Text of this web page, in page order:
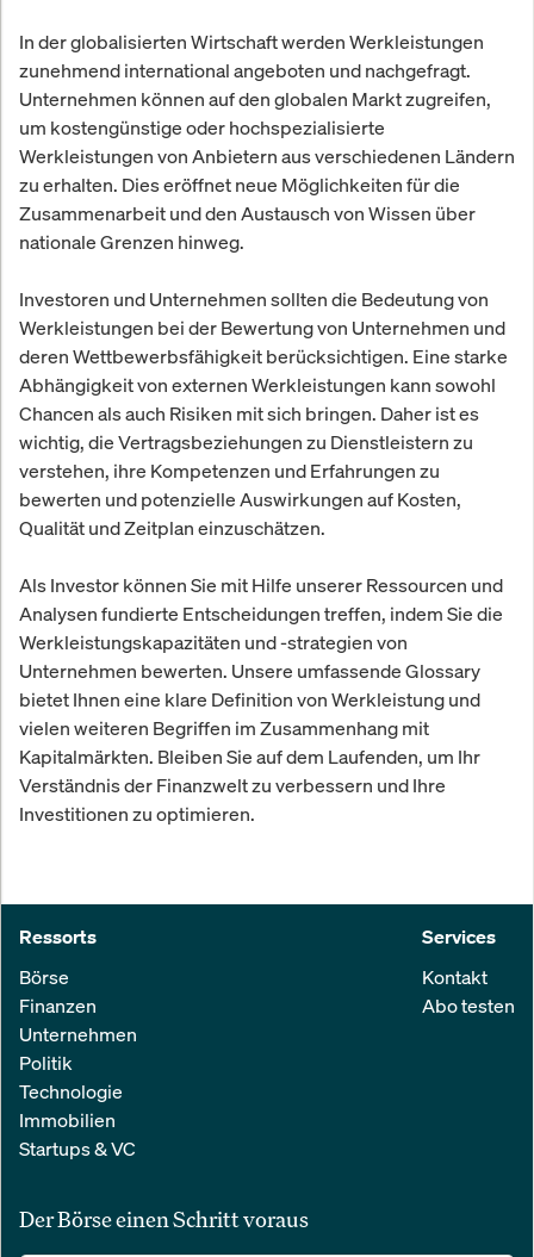
In der globalisierten Wirtschaft werden Werkleistungen
zunehmend international angeboten und nachgefragt.
Unternehmen können auf den globalen Markt zugreifen,
um kostengünstige oder hochspezialisierte
Werkleistungen von Anbietern aus verschiedenen Ländern
zu erhalten. Dies eröffnet neue Möglichkeiten für die
Zusammenarbeit und den Austausch von Wissen über
nationale Grenzen hinweg.
Investoren und Unternehmen sollten die Bedeutung von
Werkleistungen bei der Bewertung von Unternehmen und
deren Wettbewerbsfähigkeit berücksichtigen. Eine starke
Abhängigkeit von externen Werkleistungen kann sowohl
Chancen als auch Risiken mit sich bringen. Daher ist es
wichtig, die Vertragsbeziehungen zu Dienstleistern zu
verstehen, ihre Kompetenzen und Erfahrungen zu
bewerten und potenzielle Auswirkungen auf Kosten,
Qualität und Zeitplan einzuschätzen.
Als Investor können Sie mit Hilfe unserer Ressourcen und
Analysen fundierte Entscheidungen treffen, indem Sie die
Werkleistungskapazitäten und -strategien von
Unternehmen bewerten. Unsere umfassende Glossary
bietet Ihnen eine klare Definition von Werkleistung und
vielen weiteren Begriffen im Zusammenhang mit
Kapitalmärkten. Bleiben Sie auf dem Laufenden, um Ihr
Verständnis der Finanzwelt zu verbessern und Ihre
Investitionen zu optimieren.
Ressorts
Börse
Finanzen
Unternehmen
Politik
Technologie
Immobilien
Startups & VC
Services
Kontakt
Abo testen
Der Börse einen Schritt voraus